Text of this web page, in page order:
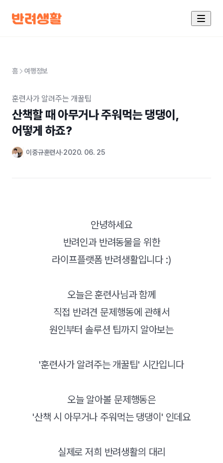
홈 여행정보
훈련사가 알려주는 개꿀팁
산책할 때 아무거나 주워먹는 댕댕이,
어떻게 하죠?
이중규훈련사 2020. 06. 25
안녕하세요
반려인과 반려동물을 위한
라이프플랫폼 반려생활입니다 :)
오늘은 훈련사님과 함께
직접 반려견 문제행동에 관해서
원인부터 솔루션 팁까지 알아보는
'훈련사가 알려주는 개꿀팁' 시간입니다
오늘 알아볼 문제행동은
'산책 시 아무거나 주워먹는 댕댕이' 인데요
실제로 저희 반려생활의 대리